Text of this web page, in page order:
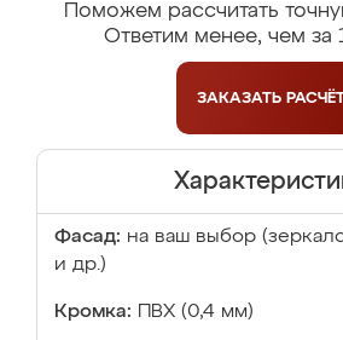
Поможем рассчитать
Ответим менее, чем за
ЗАКАЗАТЬ
Фасад: на ваш выбор
и др.)
Кромка: ПВХ (0,4 мм)